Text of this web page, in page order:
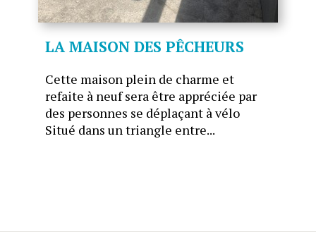
GÎTES DES ISLES- LE
Le Guernesey situé à 200 m de la
grande plage de Barneville
partir de 350€ la semaine une